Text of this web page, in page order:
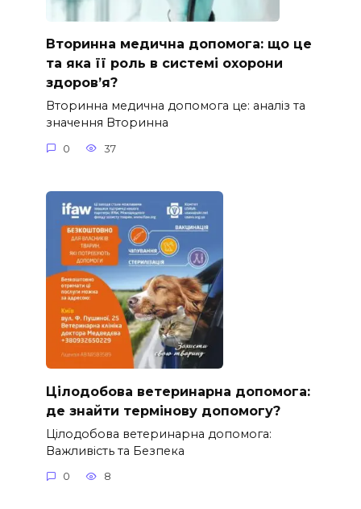
Вторинна медична допомога: що це
та яка її роль в системі охорони
здоров’я?
Вторинна медична допомога це: аналіз та
значення Вторинна
0 37
Цілодобова ветеринарна допомога:
де знайти термінову допомогу?
Цілодобова ветеринарна допомога:
Важливість та Безпека
0 8